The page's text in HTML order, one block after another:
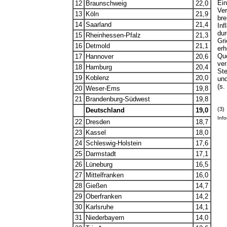
12 Braunschweig
22,0
13 Köln
21,9
14 Saarland
21,4
15 Rheinhessen-Pfalz
21,3
16 Detmold
21,1
17 Hannover
20,6
18 Hamburg
20,4
19 Koblenz
20,0
20 Weser-Ems
19,8
21 Brandenburg-Südwest
19,8
Deutschland
19,0
22 Dresden
18,7
23 Kassel
18,0
24 Schleswig-Holstein
17,6
25 Darmstadt
17,1
26 Lüneburg
16,5
27 Mittelfranken
16,0
28 Gießen
14,7
29 Oberfranken
14,2
30 Karlsruhe
14,1
31 Niederbayern
14,0
(s.
(3)